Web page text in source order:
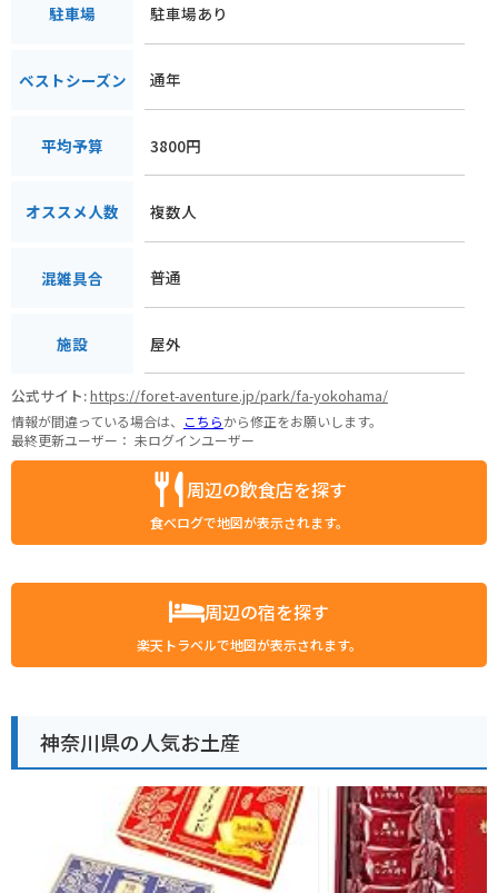
駐車場 駐車場あり
ベストシーズン 通年
平均予算 3800円
オススメ人数 複数人
混雑具合 普通
施設 屋外
公式サイト:https://foret-aventure.jp/park/fa-yokohama/
情報が間違っている場合は、 こちらから修正をお願いします。
最終更新ユーザー： 未ログインユーザー
周辺の飲食店を探す
食べログで地図が表示されます。
周辺の宿を探す
楽天トラベルで地図が表示されます。
神奈川県の人気お土産